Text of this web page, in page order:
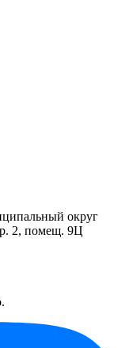
округ
2, помещ. 9Ц